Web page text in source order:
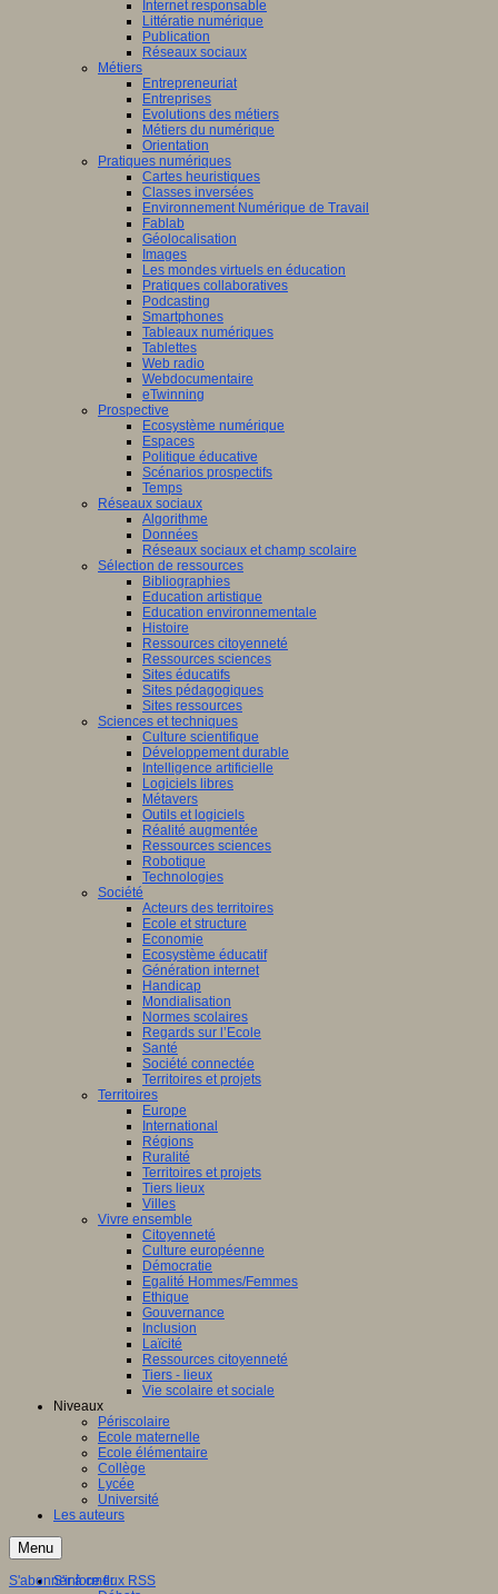
Internet responsable
Littératie numérique
Publication
Réseaux sociaux
Métiers
Entrepreneuriat
Entreprises
Evolutions des métiers
Métiers du numérique
Orientation
Pratiques numériques
Cartes heuristiques
Classes inversées
Environnement Numérique de Travail
Fablab
Géolocalisation
Images
Les mondes virtuels en éducation
Pratiques collaboratives
Podcasting
Smartphones
Tableaux numériques
Tablettes
Web radio
Webdocumentaire
eTwinning
Prospective
Ecosystème numérique
Espaces
Politique éducative
Scénarios prospectifs
Temps
Réseaux sociaux
Algorithme
Données
Réseaux sociaux et champ scolaire
Sélection de ressources
Bibliographies
Education artistique
Education environnementale
Histoire
Ressources citoyenneté
Ressources sciences
Sites éducatifs
Sites pédagogiques
Sites ressources
Sciences et techniques
Culture scientifique
Développement durable
Intelligence artificielle
Logiciels libres
Métavers
Outils et logiciels
Réalité augmentée
Ressources sciences
Robotique
Technologies
Société
Acteurs des territoires
Ecole et structure
Economie
Ecosystème éducatif
Génération internet
Handicap
Mondialisation
Normes scolaires
Regards sur l’Ecole
Santé
Société connectée
Territoires et projets
Territoires
Europe
International
Régions
Ruralité
Territoires et projets
Tiers lieux
Villes
Vivre ensemble
Citoyenneté
Culture européenne
Démocratie
Egalité Hommes/Femmes
Ethique
Gouvernance
Inclusion
Laïcité
Ressources citoyenneté
Tiers - lieux
Vie scolaire et sociale
Niveaux
Périscolaire
Ecole maternelle
Ecole élémentaire
Collège
Lycée
Université
Les auteurs
Menu
S'informer
S'abonner à ce flux RSS